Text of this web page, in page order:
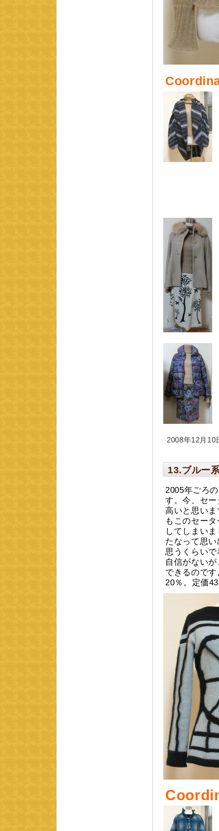
2008年12月
13.ブルー
2005年ごろ
す。今、セ
高いと思い
もこのセー
してしまい
たなって思
思うくらい
自信がない
できるので
20％。定価